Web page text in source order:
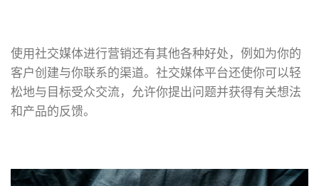
使用社交媒体进行营销还有其他各种好处，例如为你的
客户创建与你联系的渠道。社交媒体平台还使你可以轻
松地与目标受众交流，允许你提出问题并获得有关想法
和产品的反馈。